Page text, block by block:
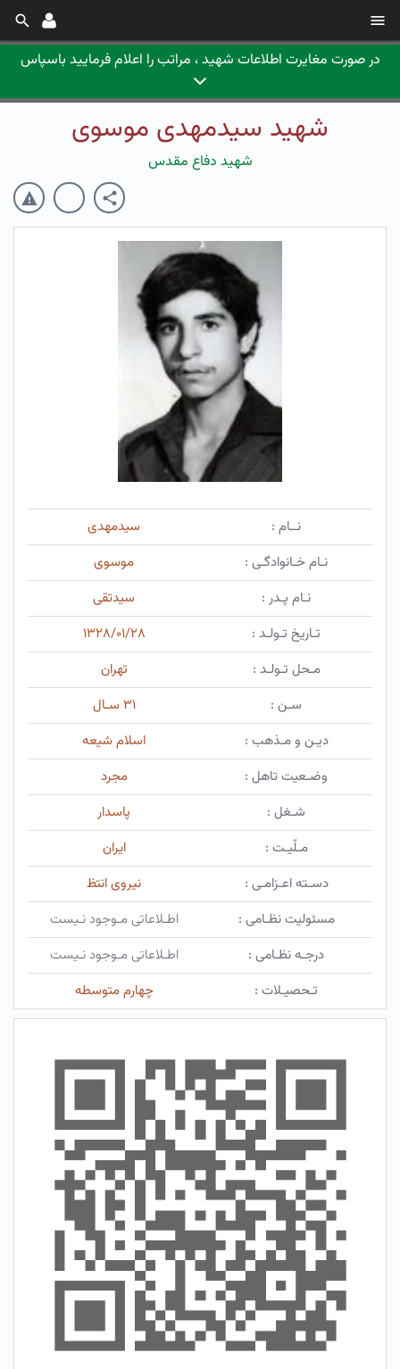
در صورت مغایرت اطلاعات شهید ، مراتب را اعلام فرمایید باسپاس
شهید سیدمهدی موسوی
شهید دفاع مقدس
نــام :
سیدمهدی
نـام خـانوادگـی :
موسوی
نـام پـدر :
سیدتقی
تـاریخ تـولـد :
۱۳۲۸/۰۱/۲۸
مـحل تـولـد :
تهران
سـن :
۳۱ سـال
دیـن و مـذهب :
اسلام شیعه
وضـعیت تاهل :
مجرد
شـغل :
پاسدار
مـلّیـت :
ایران
دسـته اعـزامـی :
نیروی انتظ
مسئولیت نظـامی :
اطـلاعاتی مـوجود نـیست
درجـه نظـامی :
اطـلاعاتی مـوجود نـیست
تـحصیـلات :
چهارم متوسطه